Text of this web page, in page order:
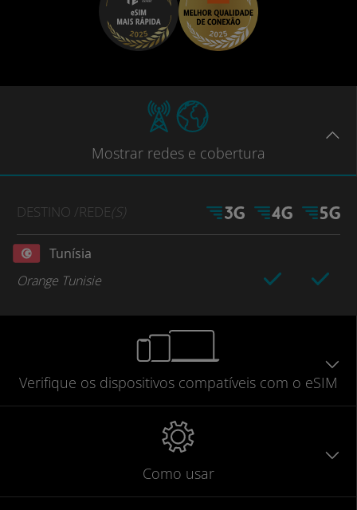
Mostrar redes e cobertura
DESTINO /REDE(S)
Tunísia
Orange Tunisie
Verifique os dispositivos compatíveis com o eSIM
Como usar